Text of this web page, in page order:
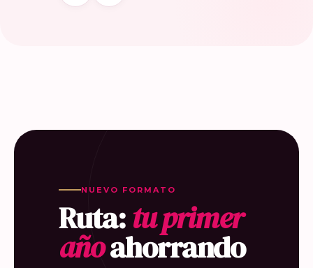
NUEVO FORMATO
Ruta:tu primer
añoahorrando